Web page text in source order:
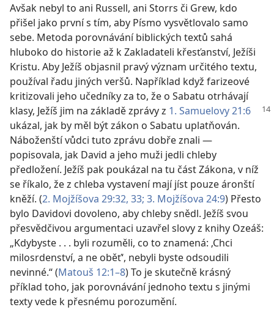
Avšak nebyl to ani Russell, ani Storrs či Grew, kdo
přišel jako první s tím, aby Písmo vysvětlovalo samo
sebe. Metoda porovnávání biblických textů sahá
hluboko do historie až k Zakladateli křesťanství, Ježíši
Kristu. Aby Ježíš objasnil pravý význam určitého textu,
používal řadu jiných veršů. Například když farizeové
kritizovali jeho učedníky za to, že o Sabatu otrhávají
klasy, Ježíš jim na základězprávy z 1. Samuelovy 21:6
ukázal, jak by měl být zákon o Sabatu uplatňován.
Náboženští vůdci tuto zprávu dobře znali —
popisovala, jak David a jeho muži jedli chleby
předložení. Ježíš pak poukázal na tu část Zákona, v níž
se říkalo, že z chleba vystavení mají jíst pouze áronští
kněží. (2. Mojžíšova 29:32, 33; 3. Mojžíšova 24:9) Přesto
bylo Davidovi dovoleno, aby chleby snědl. Ježíš svou
přesvědčivou argumentaci uzavřel slovy z knihy Ozeáš:
„Kdybyste . . . byli rozuměli, co to znamená: ‚Chci
milosrdenství, a ne oběť‘, nebyli byste odsoudili
nevinné.“ (Matouš 12:1–8) To je skutečně krásný
příklad toho, jak porovnávání jednoho textu s jinými
texty vede k přesnému porozumění.